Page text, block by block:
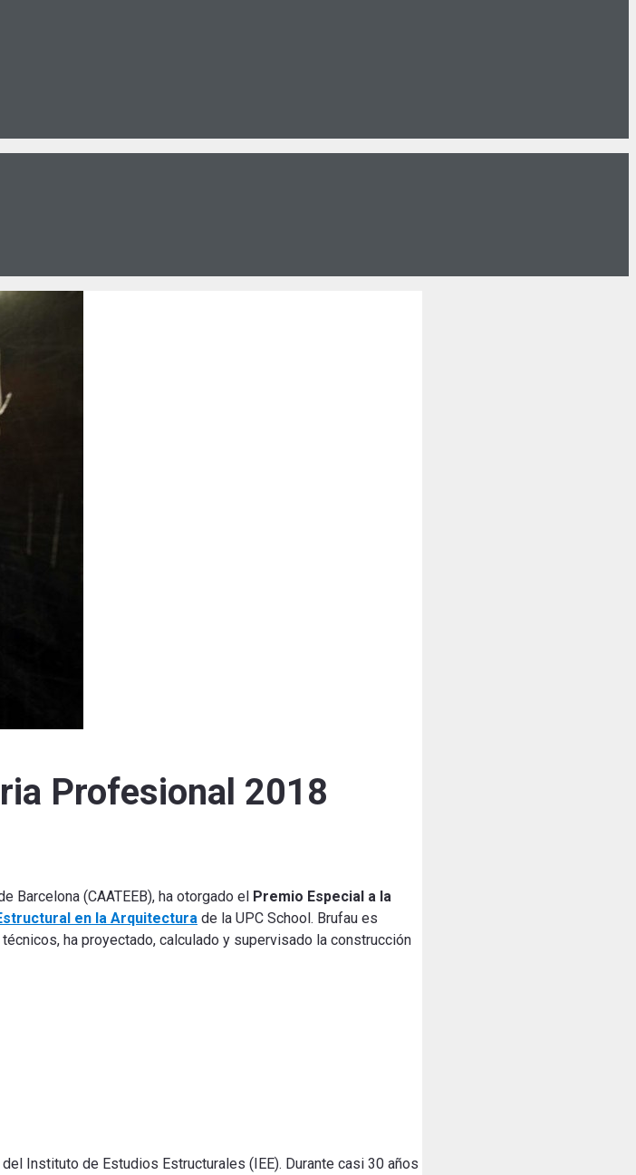
Profesional 2018
Barcelona (CAATEEB), ha otorgado el Premio Especial a la
en la Arquitectura de la UPC School. Brufau es
ha proyectado, calculado y supervisado la construcción
Instituto de Estudios Estructurales (IEE). Durante casi 30 años